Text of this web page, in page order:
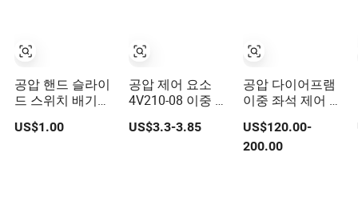
공압 핸드 슬라이
드 스위치 배기
Hsv-06/08/10/15
수동 제어 밸브
US$1.00
공압 제어 요소
4V210-08 이중 위
치 5방향 밸브 5/2
포트 내부 스파크
US$3.3-3.85
공압 다이어프램
이중 좌석 제어 밸
US$120.00-
200.00